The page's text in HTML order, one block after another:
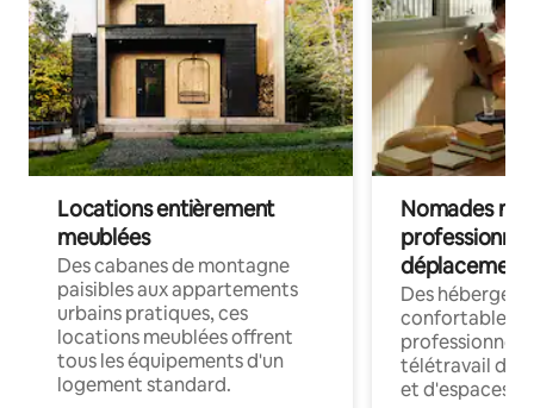
Locations entièrement
meublées
Des cabanes de montagne
paisibles aux appartements
urbains pratiques, ces
locations meublées offrent
tous les équipements d'un
logement standard.
Nomades
déplacement
Des
confortables
professionnels
télétravail
et d'espaces